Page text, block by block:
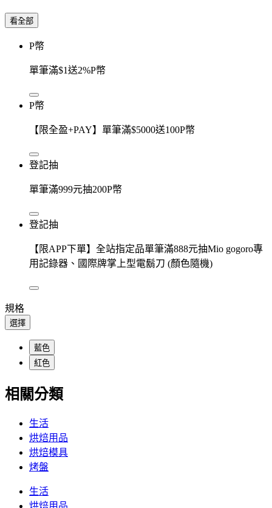
看全部
P幣
單筆滿$1送2%P幣
P幣
【限全盈+PAY】單筆滿$5000送100P幣
登記抽
單筆滿999元抽200P幣
登記抽
【限APP下單】全站指定品單筆滿888元抽Mio gogoro專
用記錄器、國際牌掌上型電鬍刀 (顏色隨機)
規格
選擇
藍色
紅色
相關分類
生活
烘焙用品
烘焙模具
烤盤
生活